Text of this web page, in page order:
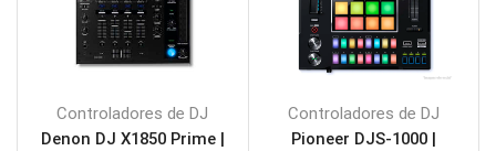
Controladores de DJ
Denon DJ X1850 Prime |
Controladores de DJ
Pioneer DJS-1000 |